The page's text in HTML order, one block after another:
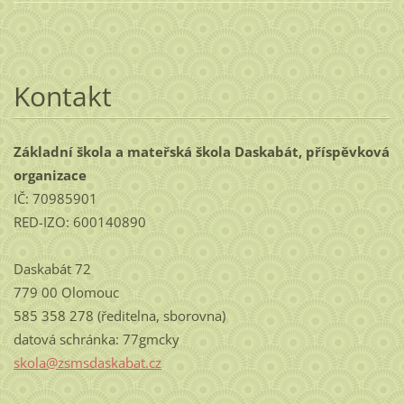
Kontakt
Základní škola a mateřská škola Daskabát, příspěvková
organizace
IČ: 70985901
RED-IZO: 600140890
Daskabát 72
779 00 Olomouc
585 358 278 (ředitelna, sborovna)
datová schránka: 77gmcky
skola@zsmsdaskabat.cz